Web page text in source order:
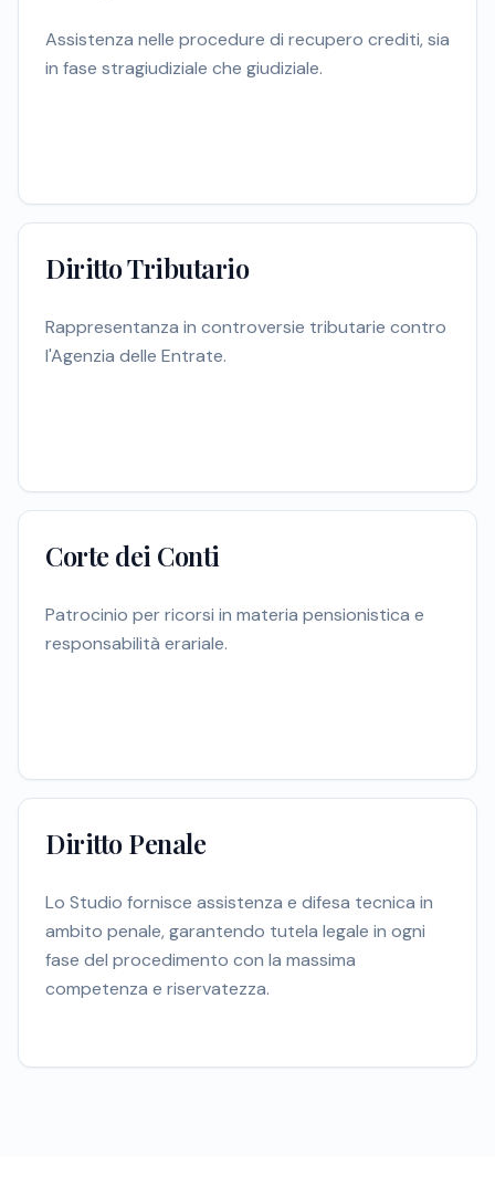
Assistenza nelle procedure di recupero crediti, sia
in fase stragiudiziale che giudiziale.
Diritto Tributario
Rappresentanza in controversie tributarie contro
l'Agenzia delle Entrate.
Corte dei Conti
Patrocinio per ricorsi in materia pensionistica e
responsabilità erariale.
Diritto Penale
Lo Studio fornisce assistenza e difesa tecnica in
ambito penale, garantendo tutela legale in ogni
fase del procedimento con la massima
competenza e riservatezza.